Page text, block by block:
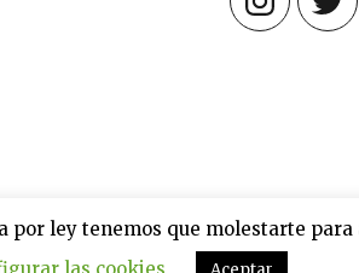
ley tenemos que molestarte